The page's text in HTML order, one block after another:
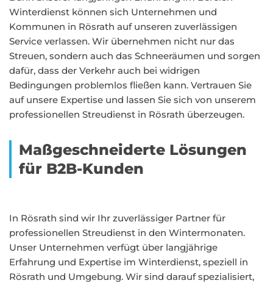
Winterdienst können sich Unternehmen und
Kommunen in Rösrath auf unseren zuverlässigen
Service verlassen. Wir übernehmen nicht nur das
Streuen, sondern auch das Schneeräumen und sorgen
dafür, dass der Verkehr auch bei widrigen
Bedingungen problemlos fließen kann. Vertrauen Sie
auf unsere Expertise und lassen Sie sich von unserem
professionellen Streudienst in Rösrath überzeugen.
Maßgeschneiderte Lösungen
für B2B-Kunden
In Rösrath sind wir Ihr zuverlässiger Partner für
professionellen Streudienst in den Wintermonaten.
Unser Unternehmen verfügt über langjährige
Erfahrung und Expertise im Winterdienst, speziell in
Rösrath und Umgebung. Wir sind darauf spezialisiert,